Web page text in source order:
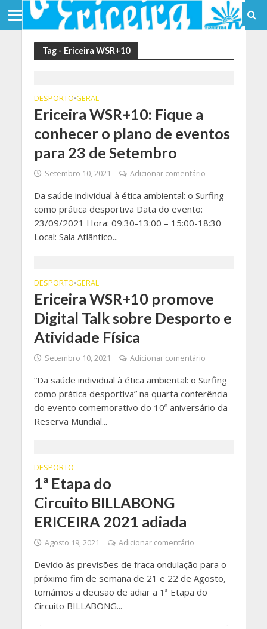
Tag - Ericeira WSR+10
DESPORTO•GERAL
Ericeira WSR+10: Fique a
conhecer o plano de eventos
para 23 de Setembro
Setembro 10, 2021 Adicionar comentário
Da saúde individual à ética ambiental: o Surfing
como prática desportiva Data do evento:
23/09/2021 Hora: 09:30-13:00 – 15:00-18:30
Local: Sala Atlântico...
DESPORTO•GERAL
Ericeira WSR+10 promove
Digital Talk sobre Desporto e
Atividade Física
Setembro 10, 2021 Adicionar comentário
“Da saúde individual à ética ambiental: o Surfing
como prática desportiva” na quarta conferência
do evento comemorativo do 10º aniversário da
Reserva Mundial...
DESPORTO
1ª Etapa do
Circuito BILLABONG
ERICEIRA 2021 adiada
Agosto 19, 2021 Adicionar comentário
Devido às previsões de fraca ondulação para o
próximo fim de semana de 21 e 22 de Agosto,
tomámos a decisão de adiar a 1ª Etapa do
Circuito BILLABONG...